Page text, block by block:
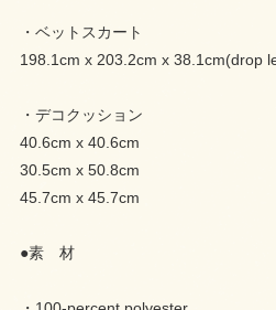
・ベットスカート
198.1cm x 203.2cm x 38.1cm(drop
・デコクッション
40.6cm x 40.6cm
30.5cm x 50.8cm
45.7cm x 45.7cm
●素 材